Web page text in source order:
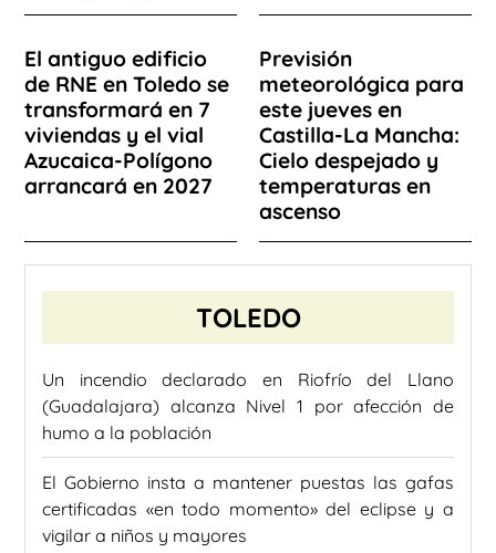
El antiguo edificio
de RNE en Toledo se
transformará en 7
viviendas y el vial
Azucaica-Polígono
arrancará en 2027
Previsión
meteorológica para
este jueves en
Castilla-La Mancha:
Cielo despejado y
temperaturas en
ascenso
TOLEDO
Un incendio declarado en Riofrío del Llano
(Guadalajara) alcanza Nivel 1 por afección de
humo a la población
El Gobierno insta a mantener puestas las gafas
certificadas «en todo momento» del eclipse y a
vigilar a niños y mayores